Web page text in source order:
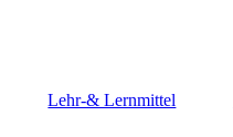
Lehr-& Lernmittel